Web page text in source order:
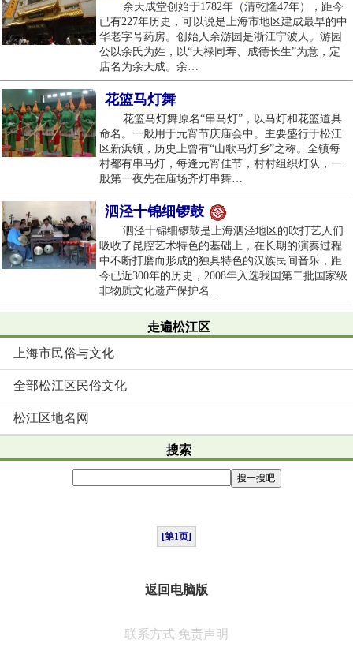
余天成堂创始于1782年（清乾隆47年），距今
已有227年历史，可以说是上海市地区建成最早的中
华老字号药房。创始人余游园是浙江宁波人。游园
公以余氏为姓，以“天禄同寿、成德长生”为意，定
店名为余天成。余…
花篮马灯舞
花篮马灯舞原名“串马灯”，以马灯和花篮道具
命名。一般用于元宵节庆庙会中。主要盛行于松江
区新浜镇，历史上曾有“山歌马灯乡”之称。全镇每
村都有串马灯，每逢元宵佳节，村村组织灯队，一
般第一夜先在庙场齐灯串舞…
泗泾十锦细锣鼓
泗泾十锦细锣鼓是上海泗泾地区的吹打艺人们
吸收了昆腔艺术特色的基础上，在长期的演奏过程
中不断打磨而形成的独具特色的汉族民间音乐，距
今已近300年的历史，2008年入选我国第二批国家级
非物质文化遗产保护名…
走遍松江区
上海市民俗与文化
全部松江区民俗文化
松江区地名网
搜索
[第1页]
返回电脑版
联系方式 免责声明